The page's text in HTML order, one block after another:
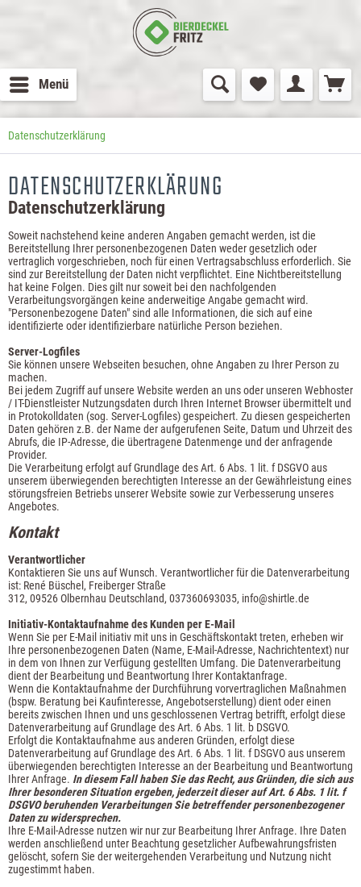
Menü
Datenschutz­erklärung
DATENSCHUTZ­ERKLÄRUNG
Datenschutzerklärung
Soweit nachstehend keine anderen Angaben gemacht werden, ist die
Bereitstellung Ihrer personenbezogenen Daten weder gesetzlich oder
vertraglich vorgeschrieben, noch für einen Vertragsabschluss erforderlich. Sie
sind zur Bereitstellung der Daten nicht verpflichtet. Eine Nichtbereitstellung
hat keine Folgen. Dies gilt nur soweit bei den nachfolgenden
Verarbeitungsvorgängen keine anderweitige Angabe gemacht wird.
"Personenbezogene Daten" sind alle Informationen, die sich auf eine
identifizierte oder identifizierbare natürliche Person beziehen.
Server-Logfiles
Sie können unsere Webseiten besuchen, ohne Angaben zu Ihrer Person zu
machen.
Bei jedem Zugriff auf unsere Website werden an uns oder unseren Webhoster
/ IT-Dienstleister Nutzungsdaten durch Ihren Internet Browser übermittelt und
in Protokolldaten (sog. Server-Logfiles) gespeichert. Zu diesen gespeicherten
Daten gehören z.B. der Name der aufgerufenen Seite, Datum und Uhrzeit des
Abrufs, die IP-Adresse, die übertragene Datenmenge und der anfragende
Provider.
Die Verarbeitung erfolgt auf Grundlage des Art. 6 Abs. 1 lit. f DSGVO aus
unserem überwiegenden berechtigten Interesse an der Gewährleistung eines
störungsfreien Betriebs unserer Website sowie zur Verbesserung unseres
Angebotes.
Kontakt
Verantwortlicher
Kontaktieren Sie uns auf Wunsch. Verantwortlicher für die Datenverarbeitung
ist: René Büschel, Freiberger Straße
312, 09526Olbernhau Deutschland, 037360693035, info@shirtle.de
Initiativ-Kontaktaufnahme des Kunden per E-Mail
Wenn Sie per E-Mail initiativ mit uns in Geschäftskontakt treten, erheben wir
Ihre personenbezogenen Daten (Name, E-Mail-Adresse, Nachrichtentext) nur
in dem von Ihnen zur Verfügung gestellten Umfang. Die Datenverarbeitung
dient der Bearbeitung und Beantwortung Ihrer Kontaktanfrage.
Wenn die Kontaktaufnahme der Durchführung vorvertraglichen Maßnahmen
(bspw. Beratung bei Kaufinteresse, Angebotserstellung) dient oder einen
bereits zwischen Ihnen und uns geschlossenen Vertrag betrifft, erfolgt diese
Datenverarbeitung auf Grundlage des Art. 6 Abs. 1 lit. b DSGVO.
Erfolgt die Kontaktaufnahme aus anderen Gründen, erfolgt diese
Datenverarbeitung auf Grundlage des Art. 6 Abs. 1 lit. f DSGVO aus unserem
überwiegenden berechtigten Interesse an der Bearbeitung und Beantwortung
Ihrer Anfrage. In diesem Fall haben Sie das Recht, aus Gründen, die sich aus
Ihrer besonderen Situation ergeben, jederzeit dieser auf Art. 6 Abs. 1 lit. f
DSGVO beruhenden Verarbeitungen Sie betreffender personenbezogener
Daten zu widersprechen.
Ihre E-Mail-Adresse nutzen wir nur zur Bearbeitung Ihrer Anfrage. Ihre Daten
werden anschließend unter Beachtung gesetzlicher Aufbewahrungsfristen
gelöscht, sofern Sie der weitergehenden Verarbeitung und Nutzung nicht
zugestimmt haben.